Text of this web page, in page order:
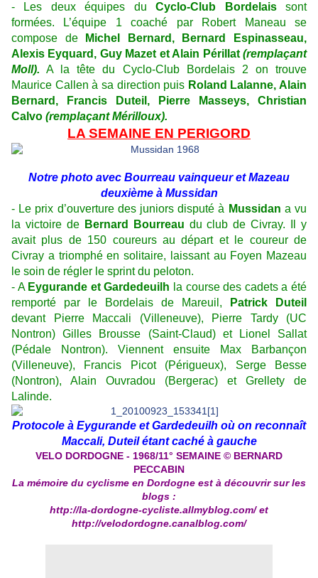
- Les deux équipes duCyclo-Club Bordelaissont
formées. L’équipe 1 coaché par Robert Maneau se
compose de
Michel Bernard, Bernard Espinasseau,
Alexis Eyquard, Guy Mazet et Alain Périllat (remplaçant
Moll). A la tête du Cyclo-Club Bordelais 2 on trouve
Maurice Callen à sa direction puis Roland Lalanne, Alain
Bernard, Francis Duteil, Pierre Masseys, Christian
Calvo (remplaçant Mérilloux).
LA SEMAINE EN PERIGORD
Notre photo avec Bourreau vainqueur et Mazeau
deuxième à Mussidan
- Le prix d’ouverture des juniors disputé à Mussidan a vu
la victoire de Bernard Bourreau du club de Civray. Il y
avait plus de 150 coureurs au départ et le coureur de
Civray a triomphé en solitaire, laissant au Foyen Mazeau
le soin de régler le sprint du peloton.
- A Eygurande et Gardedeuilh la course des cadets a été
remporté par le Bordelais de Mareuil,
Patrick Duteil
devant Pierre Maccali (Villeneuve), Pierre Tardy (UC
Nontron) Gilles Brousse (Saint-Claud) et Lionel Sallat
(Pédale Nontron). Viennent ensuite Max Barbançon
(Villeneuve), Francis Picot (Périgueux), Serge Besse
(Nontron), Alain Ouvradou (Bergerac) et Grellety de
Lalinde.
Protocole à Eygurande et Gardedeuilh où on reconnaît
Maccali, Duteil étant caché à gauche
VELO DORDOGNE - 1968/11° SEMAINE © BERNARD
PECCABIN
La mémoire du cyclisme en Dordogne est à découvrir sur les
blogs :
http://la-dordogne-cycliste.allmyblog.com/et
http://velodordogne.canalblog.com/